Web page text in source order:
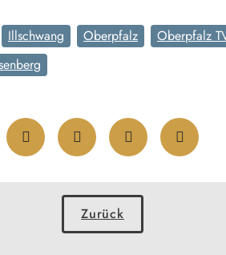
Illschwang Oberpfalz Oberpfalz
Zurück